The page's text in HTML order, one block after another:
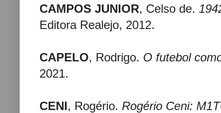
CAMPOS JUNIOR, Celso de.
Editora Realejo, 2012.
CAPELO, Rodrigo. O futebol
2021.
CENI, Rogério. Rogério Ceni: